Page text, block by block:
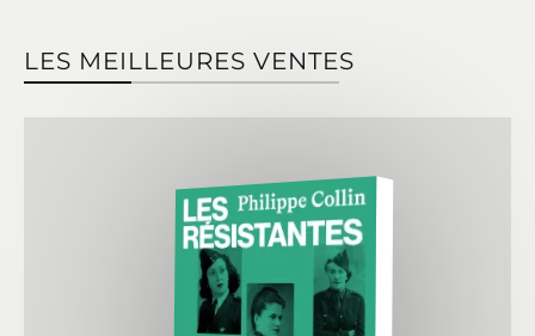
LES MEILLEURES VENTES